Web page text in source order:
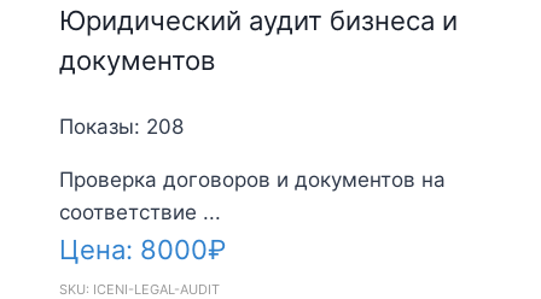
Юридический аудит бизнеса и
документов
Показы: 208
Проверка договоров и документов на
соответствие ...
Цена: 8000₽
SKU: ICENI-LEGAL-AUDIT